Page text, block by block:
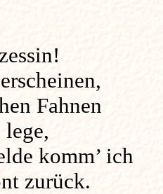
Fahnen
lege,
komm’ ich
zurück.